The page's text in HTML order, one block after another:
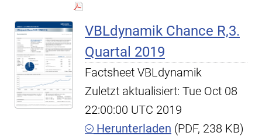
VBLdynamik Chance R,3.
Quartal 2019
Factsheet VBLdynamik
Zuletzt aktualisiert: Tue Oct 08
22:00:00 UTC 2019
Herunterladen (PDF, 238 KB)